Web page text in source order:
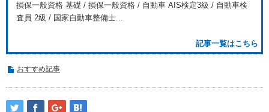
損保一般資格 基礎 / 損保一般資格 / 自動車 AIS検定3級 / 自動車検
査員 2級 / 国家自動車整備士...
記事一覧はこちら
おすすめ記事